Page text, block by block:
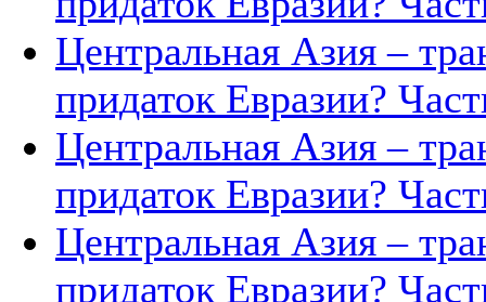
Центральная Азия –
придаток Евразии?
Центральная Азия –
придаток Евразии?
Центральная Азия –
придаток Евразии?